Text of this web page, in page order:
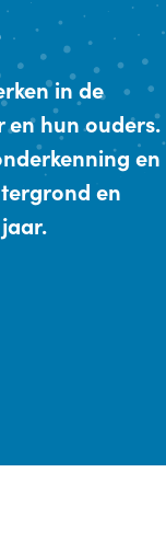
in de
hun ouders.
en
en